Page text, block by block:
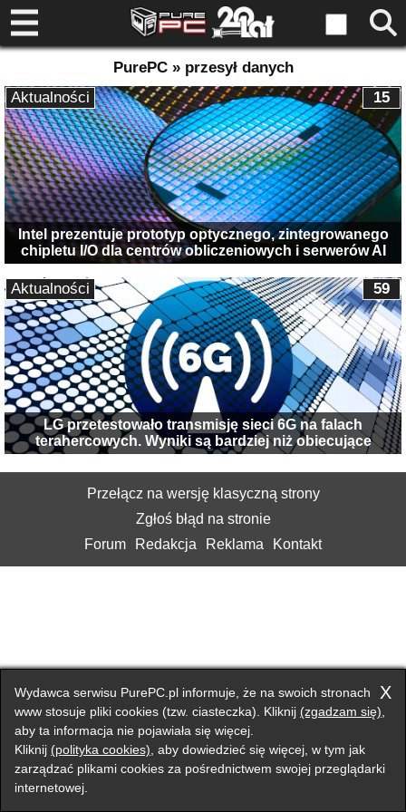
PurePC » przesył danych
Intel prezentuje prototyp optycznego, zintegrowanego
chipletu I/O dla centrów obliczeniowych i serwerów AI
15
Aktualności
LG przetestowało transmisję sieci 6G na falach
terahercowych. Wyniki są bardziej niż obiecujące
59
Aktualności
Przełącz na wersję klasyczną strony
Zgłoś błąd na stronie
Forum
Redakcja Reklama Kontakt
X
Wydawca serwisu PurePC.pl informuje, że na swoich stronach
www stosuje pliki cookies (tzw. ciasteczka). Kliknij (zgadzam się)
aby ta informacja nie pojawiała się więcej.
Kliknij (polityka cookies) , aby dowiedzieć się więcej, w tym jak
zarządzać plikami cookies za pośrednictwem swojej przeglądarki
internetowej.